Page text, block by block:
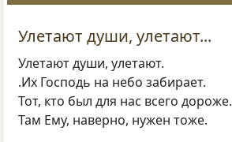
Улетают души, улетают...
Улетают души, улетают.
.Их Господь на небо забирает.
Тот, кто был для нас всего дороже.
Там Ему, наверно, нужен тоже.